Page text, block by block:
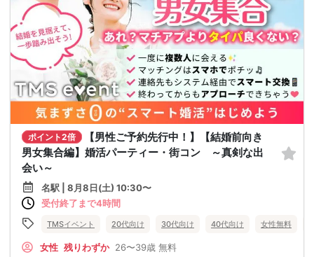
ポイント2倍
【男性ご予約先行中！】【結婚前向き
男女集合編】婚活パーティー・街コン ～真剣な出
会い～
名駅 | 8月8日(土) 10:30〜
受付終了まで4時間
TMSイベント 20代向け 30代向け 40代向け 女性無料
女性 残りわずか 26〜39歳 無料